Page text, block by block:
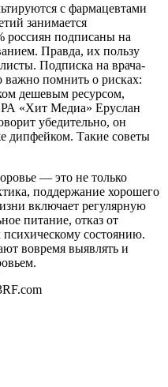
с фармацевтами
занимается
россиян подписаны на
Правда, их пользу
Подписка на врача-
важно помнить о рисках:
дешевым ресурсом,
РА «Хит Медиа» Еруслан
убедительно, он
дипфейком. Такие советы
— это не только
поддержание хорошего
включает регулярную
питание, отказ от
состоянию.
вовремя выявлять и